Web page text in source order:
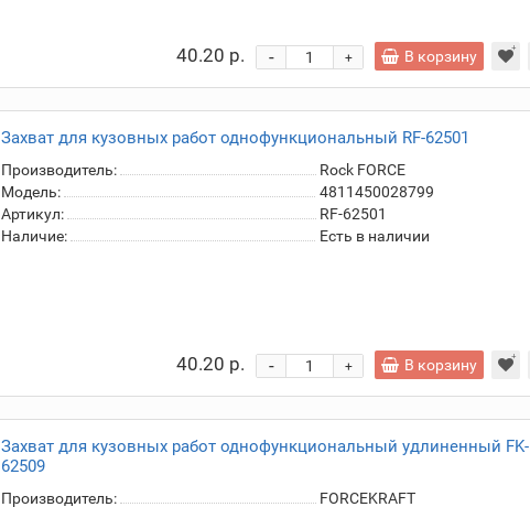
40.20 р. +
- В корзину
Захват для кузовных работ однофункциональный RF-62501
Производитель:
Rock FORCE
Модель:
4811450028799
Артикул:
RF-62501
Наличие:
Есть в наличии
40.20 р. +
- В корзину
Захват для кузовных работ однофункциональный удлиненный FK-
62509
Производитель:
FORCEKRAFT